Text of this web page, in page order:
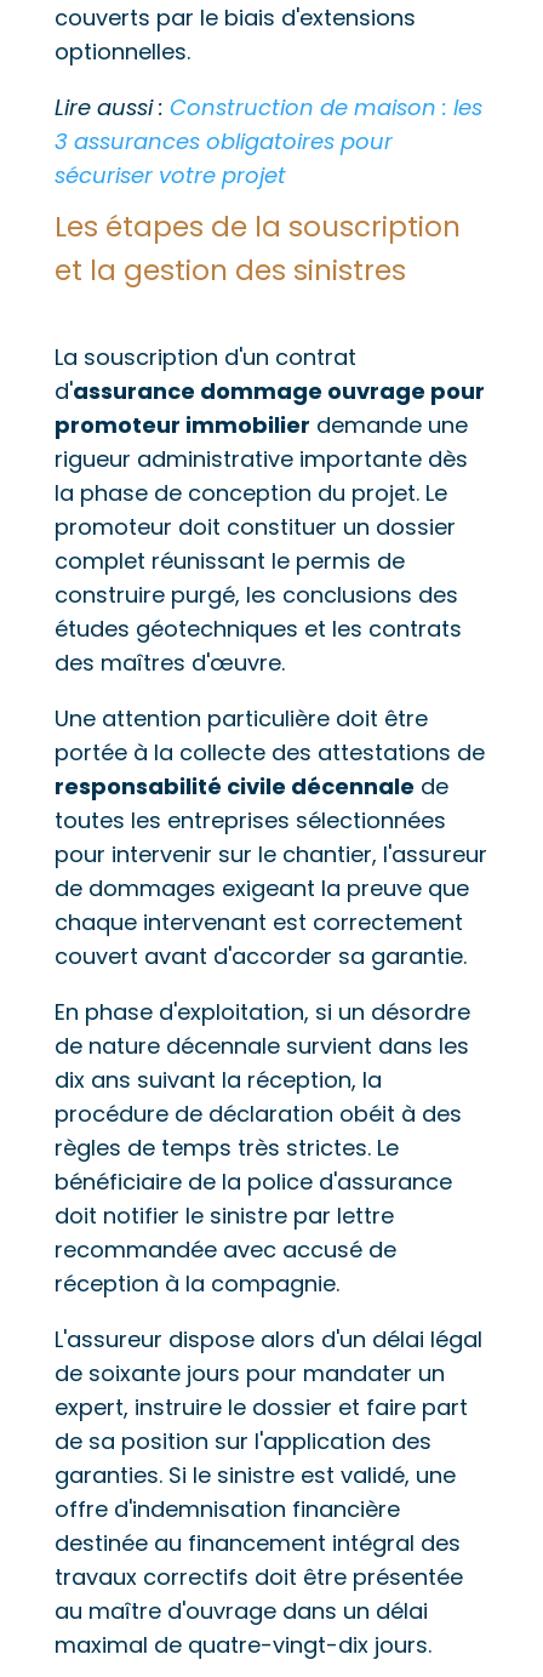
couverts par le biais d'extensions
optionnelles.
Lire aussi : Construction de maison : les
3 assurances obligatoires pour
sécuriser votre projet
Les étapes de la souscription
et la gestion des sinistres
La souscription d'un contrat
d'assurance dommage ouvrage pour
promoteur immobilier demande une
rigueur administrative importante dès
la phase de conception du projet. Le
promoteur doit constituer un dossier
complet réunissant le permis de
construire purgé, les conclusions des
études géotechniques et les contrats
des maîtres d'œuvre.
Une attention particulière doit être
portée à la collecte des attestations de
responsabilité civile décennale de
toutes les entreprises sélectionnées
pour intervenir sur le chantier, l'assureur
de dommages exigeant la preuve que
chaque intervenant est correctement
couvert avant d'accorder sa garantie.
En phase d'exploitation, si un désordre
de nature décennale survient dans les
dix ans suivant la réception, la
procédure de déclaration obéit à des
règles de temps très strictes. Le
bénéficiaire de la police d'assurance
doit notifier le sinistre par lettre
recommandée avec accusé de
réception à la compagnie.
L'assureur dispose alors d'un délai légal
de soixante jours pour mandater un
expert, instruire le dossier et faire part
de sa position sur l'application des
garanties. Si le sinistre est validé, une
offre d'indemnisation financière
destinée au financement intégral des
travaux correctifs doit être présentée
au maître d'ouvrage dans un délai
maximal de quatre-vingt-dix jours.